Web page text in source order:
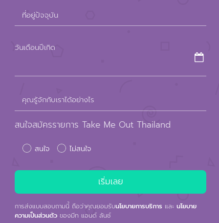
field
empty.
ที่อยู่ปัจจุบัน
วันเดือนปีเกิด
คุณรู้จักกับเราได้อย่างไร
สนใจสมัครรายการ Take Me Out Thailand
สนใจ ไม่สนใจ
การส่งแบบสอบถามนี้ ถือว่าคุณยอมรับนโยบายการบริการ และ นโยบาย
ความเป็นส่วนตัว ของมีท แอนด์ ลันช์